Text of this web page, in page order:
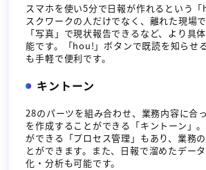
スマホを使い5分で日報が作れるという
スクワークの人だけでなく、離れた現場
「写真」で現状報告できるなど、より具
能です。「hou!」ボタンで既読を知らせ
も手軽で便利です。
キントーン
28のパーツを組み合わせ、業務内容に合
を作成することができる「キントーン」
ができる「プロセス管理」もあり、業務
とができます。また、日報で溜めたデー
化・分析も可能です。